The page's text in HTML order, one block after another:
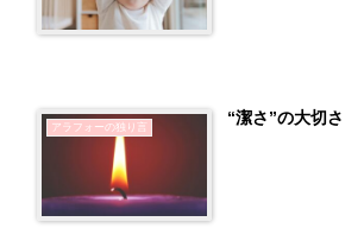
アラフォーの独り言 “潔さ”の大切さ